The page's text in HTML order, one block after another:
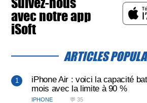
avec notre app
iSoft
ARTICLES
iPhone Air : voici la capacité
mois avec la limite à 90 %
IPHONE 💬 35